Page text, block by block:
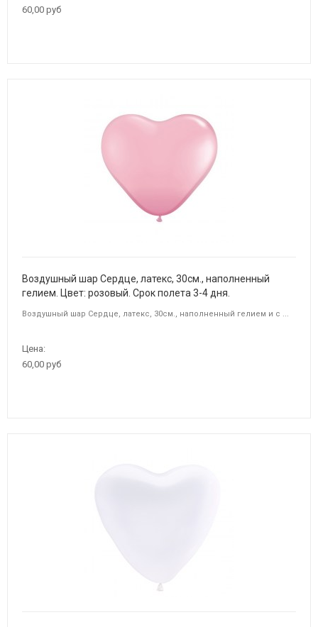
60,00 руб
Воздушный шар Сердце, латекс, 30см., наполненный
гелием. Цвет: розовый. Срок полета 3-4 дня.
Воздушный шар Сердце, латекс, 30см., наполненный гелием и с ...
Цена:
60,00 руб